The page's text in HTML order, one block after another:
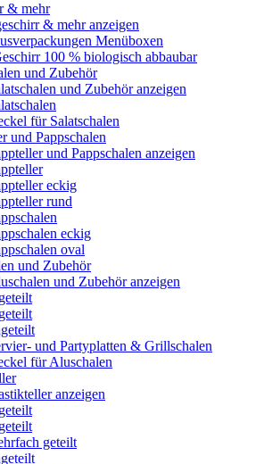
& mehr
& mehr anzeigen
Menüboxen
100 % biologisch abbaubar
und Zubehör
und Zubehör anzeigen
für Salatschalen
und Pappschalen
und Pappschalen anzeigen
eckig
rund
eckig
oval
und Zubehör
und Zubehör anzeigen
und Partyplatten & Grillschalen
für Aluschalen
anzeigen
geteilt